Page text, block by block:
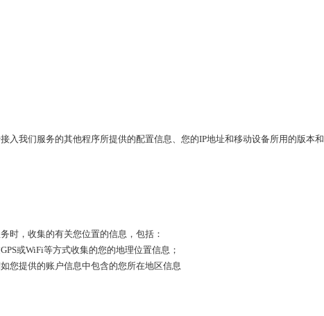
入我们服务的其他程序所提供的配置信息、您的IP地址和移动设备所用的版本和
时，收集的有关您位置的信息，包括：
或WiFi等方式收集的您的地理位置信息；
您提供的账户信息中包含的您所在地区信息